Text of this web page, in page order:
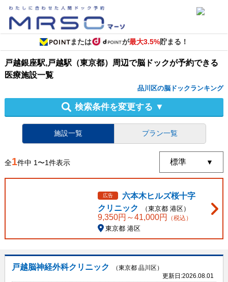
または が最大3.5%貯まる！
戸越銀座駅,戸越駅（東京都）周辺で脳ドックが予約できる
医療施設一覧
品川区の脳ドックランキング
検索条件を変更する ▼
施設一覧 プラン一覧
全1件中 1〜1件表示
広告
六本木ヒルズ桜十字
クリニック
（東京都 港区）
9,350円～41,000円 （税込）
東京都 港区
戸越脳神経外科クリニック
（東京都 品川区）
更新日:2026.08.01